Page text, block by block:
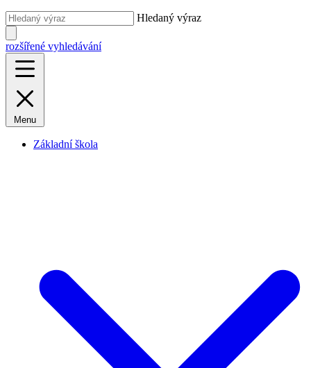
Hledaný výraz
rozšířené vyhledávání
Menu
Základní škola